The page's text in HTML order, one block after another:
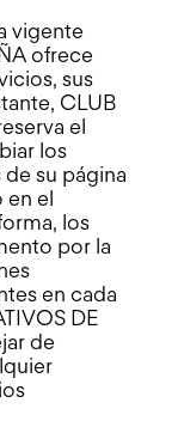
vigente
ofrece
sus
CLUB
el
los
su página
el
los
por la
en cada
DE
de